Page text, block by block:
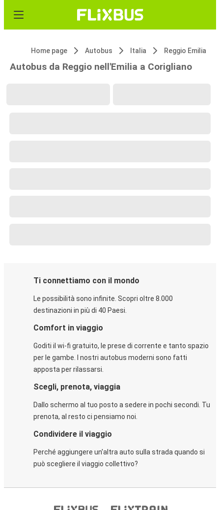
Home page Autobus Italia Reggio Emilia
Autobus da Reggio nell'Emilia a Corigliano
Ti connettiamo con il mondo
Le possibilità sono infinite. Scopri oltre 8.000
destinazioni in più di 40 Paesi.
Comfort in viaggio
Goditi il wi-fi gratuito, le prese di corrente e tanto spazio
per le gambe. I nostri autobus moderni sono fatti
apposta per rilassarsi.
Scegli, prenota, viaggia
Dallo schermo al tuo posto a sedere in pochi secondi. Tu
prenota, al resto ci pensiamo noi.
Condividere il viaggio
Perché aggiungere un'altra auto sulla strada quando si
può scegliere il viaggio collettivo?